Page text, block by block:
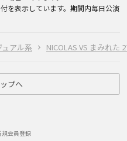
ュアル系 NICOLAS VS まみれた
を表示しています。期間内毎日公演
プへ
規会員登録